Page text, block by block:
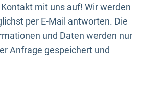
mit uns auf! Wir werden
per E-Mail antworten. Die
und Daten werden nur
Anfrage gespeichert und